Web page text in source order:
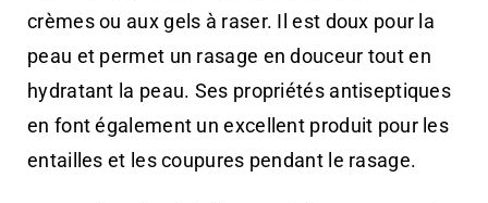
crèmes ou aux gels à raser. Il est doux pour la
peau et permet un rasage en douceur tout en
hydratant la peau. Ses propriétés antiseptiques
en font également un excellent produit pour les
entailles et les coupures pendant le rasage.